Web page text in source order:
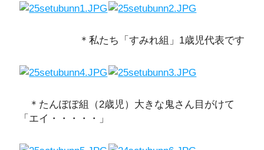
＊私たち「すみれ組」1歳児代表です
＊たんぽぽ組（2歳児）大きな鬼さん目がけて
「エイ・・・・・」